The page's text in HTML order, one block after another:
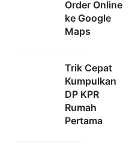
Order Online
ke Google
Maps
Trik Cepat
Kumpulkan
DP KPR
Rumah
Pertama